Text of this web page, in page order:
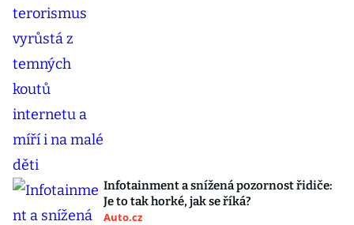
Infotainment a snížená pozornost řidiče:
Je to tak horké, jak se říká?
Auto.cz